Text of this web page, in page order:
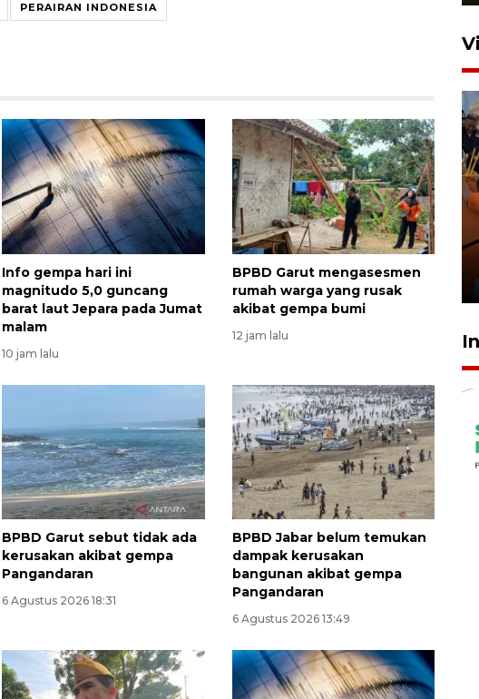
PERAIRAN INDONESIA
Info gempa hari ini
magnitudo 5,0 guncang
barat laut Jepara pada Jumat
malam
10 jam lalu
BPBD Garut mengasesmen
rumah warga yang rusak
akibat gempa bumi
12 jam lalu
BPBD Garut sebut tidak ada
kerusakan akibat gempa
Pangandaran
6 Agustus 2026 18:31
BPBD Jabar belum temukan
dampak kerusakan
bangunan akibat gempa
Pangandaran
6 Agustus 2026 13:49
Taklukkan DPMM FC, Persib
amankan tiket semifinal Piala
Presiden
29 Juli 2026 01:36